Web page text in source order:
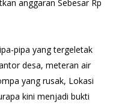
anggaran Sebesar Rp
pipa yang tergeletak
desa, meteran air
yang rusak, Lokasi
kini menjadi bukti